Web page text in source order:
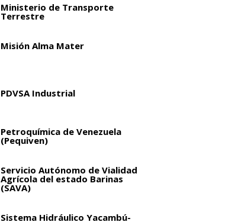
Ministerio de Transporte
Terrestre
Misión Alma Mater
PDVSA Industrial
Petroquímica de Venezuela
(Pequiven)
Servicio Autónomo de Vialidad
Agrícola del estado Barinas
(SAVA)
Sistema Hidráulico Yacambú-